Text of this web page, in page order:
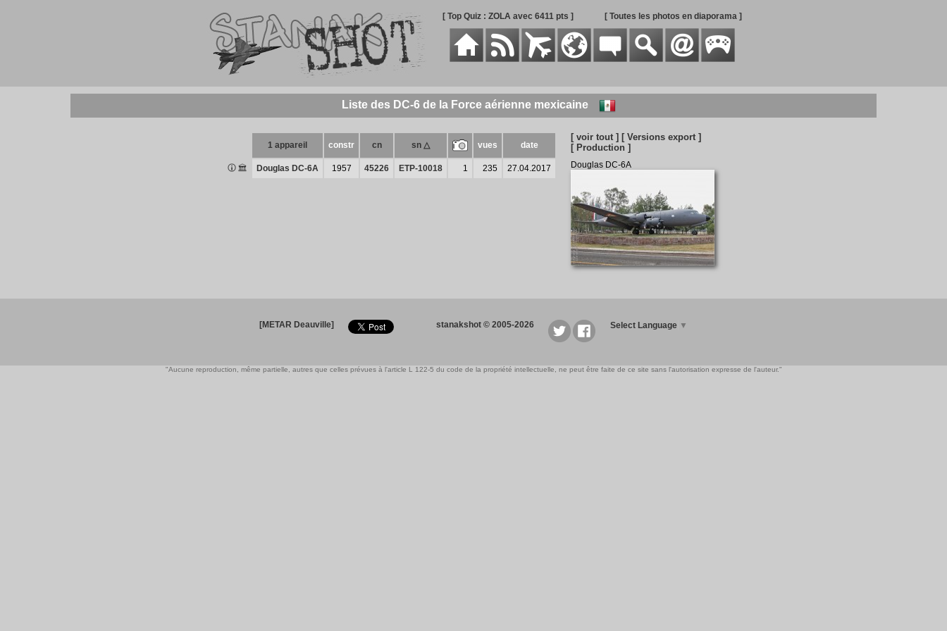
[ Top Quiz : ZOLA avec 6411 pts ] [ Toutes les photos en diaporama ]
Liste des DC-6 de la Force aérienne mexicaine
1 appareil constr cn sn △ vues date
Douglas DC-6A 1957 45226 ETP-10018 1 235 27.04.2017
[ voir tout ] [ Versions export ]
[ Production ]
Douglas DC-6A
[METAR Deauville] stanakshot © 2005-2026 Select Language ▼
"Aucune reproduction, même partielle, autres que celles prévues à l'article L 122-5 du code de la propriété intellectuelle, ne peut être faite de ce site sans l'autorisation expresse de l'auteur."